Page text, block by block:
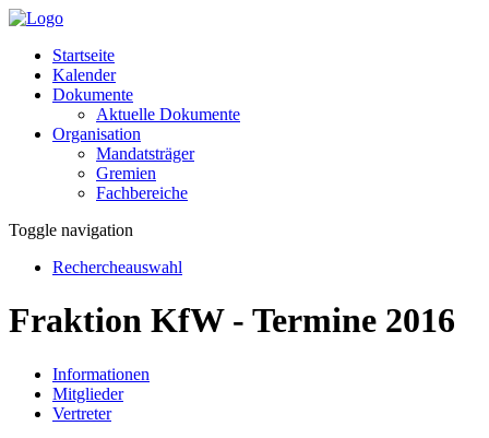
Startseite
Kalender
Dokumente
Aktuelle Dokumente
Organisation
Mandatsträger
Gremien
Fachbereiche
Toggle navigation
Rechercheauswahl
Fraktion KfW - Termine 2016
Informationen
Mitglieder
Vertreter